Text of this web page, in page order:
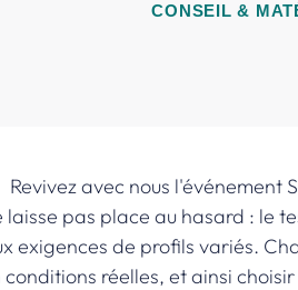
CONSEIL &
Revivez avec nous l'événement
pas place au hasard : le
exigences de profils variés.
réelles, et ainsi